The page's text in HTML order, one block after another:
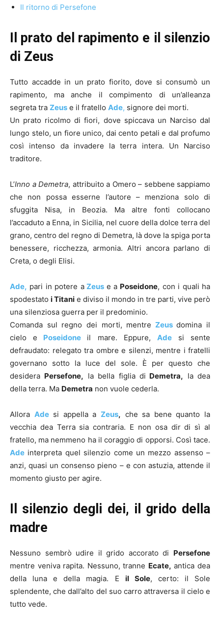
Il ritorno di Persefone
Il prato del rapimento e il silenzio
di Zeus
Tutto accadde in un prato fiorito, dove si consumò un
rapimento, ma anche il compimento di un’alleanza
segreta tra Zeus e il fratello Ade, signore dei morti.
Un prato ricolmo di fiori, dove spiccava un Narciso dal
lungo stelo, un fiore unico, dai cento petali e dal profumo
così intenso da invadere la terra intera. Un Narciso
traditore.
L’Inno a Demetra, attribuito a Omero – sebbene sappiamo
che non possa esserne l’autore – menziona solo di
sfuggita Nisa, in Beozia. Ma altre fonti collocano
l’accaduto a Enna, in Sicilia, nel cuore della dolce terra del
grano, centro del regno di Demetra, là dove la spiga porta
benessere, ricchezza, armonia. Altri ancora parlano di
Creta, o degli Elisi.
Ade, pari in potere a Zeus e a Poseidone, con i quali ha
spodestato i Titani e diviso il mondo in tre parti, vive però
una silenziosa guerra per il predominio.
Comanda sul regno dei morti, mentre Zeus domina il
cielo e
Poseidone il mare. Eppure, Adesi sente
defraudato: relegato tra ombre e silenzi, mentre i fratelli
governano sotto la luce del sole. È per questo che
desidera Persefone, la bella figlia di Demetra, la dea
della terra. Ma Demetra non vuole cederla.
Allora Adesi appella aZeus, che sa bene quanto la
vecchia dea Terra sia contraria. E non osa dir di sì al
fratello, ma nemmeno ha il coraggio di opporsi. Così tace.
Ade interpreta quel silenzio come un mezzo assenso –
anzi, quasi un consenso pieno – e con astuzia, attende il
momento giusto per agire.
Il silenzio degli dei, il grido della
madre
Nessuno sembrò udire il grido accorato di Persefone
mentre veniva rapita. Nessuno, tranne Ecate, antica dea
della luna e della magia. E il Sole, certo: il Sole
splendente, che dall’alto del suo carro attraversa il cielo e
tutto vede.